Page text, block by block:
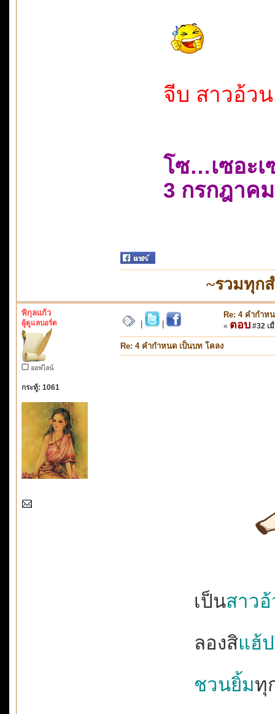
จีบ สาวอ้ว
โซ…เซอะเ
3 กรกฎาค
~รวมทุก
พิกุลแก้ว
ผู้ดูแลบอร์ด
ออฟไลน์
กระทู้: 1061
Re: 4 คำกำห
« ตอบ #32 เ
Re: 4 คำกำหนด เป็นบท โคลง
เป็นสาว
ลองสิแฮ้
ชวนยิ้มทุ